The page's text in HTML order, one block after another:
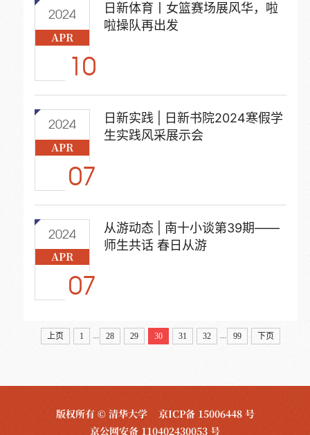
2024
APR
10
日新体育丨女篮赛场展风华，啦
啦操队再出发
2024
APR
07
日新实践 | 日新书院2024寒假学
生实践风采展示会
2024
APR
07
从游动态 | 南十小谈第39期——
师生共话 春日从游
上页 1 ... 28 29 30 31 32 ... 99 下页
版权所有 © 清华大学
京ICP备 15006448 号
京公网安备 110402430053 号